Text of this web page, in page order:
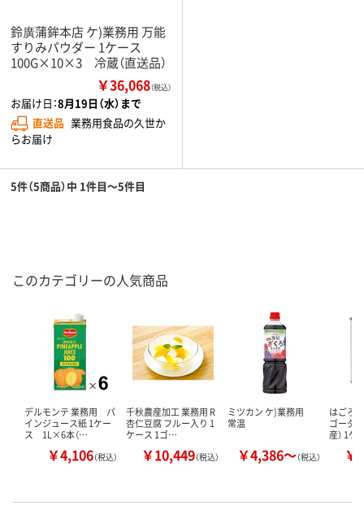
鈴廣蒲鉾本店 ケ)業務用 万能
すりみパウダー 1ケース
100G×10×3 冷蔵（直送品）
￥36,068（税込）
お届け日：8月19日（水）まで
直送品 業務用食品の久世か
らお届け
5件（5商品）中 1件目～5件目
このカテゴリーの人気商品
デルモンテ 業務用 パ
インジュース紙 1ケー
ス 1L×6本（…
￥4,106（税込）
千秋農産加工 業務用 R
杏仁豆腐 フルー入り 1
ケース 1ゴ…
￥10,449（税込）
ミツカン ケ)業務用
常温
￥4,386～（税込）
はごろ
ゴーダ
産） 1
￥